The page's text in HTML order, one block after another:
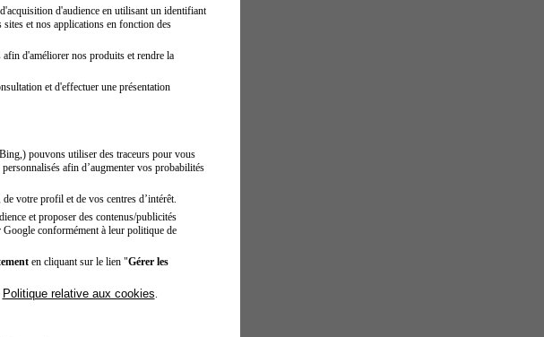
d'audience en utilisant un identifiant
et nos applications en fonction des
d'améliorer nos produits et rendre la
et d'effectuer une présentation
pouvons utiliser des traceurs pour vous
afin d’augmenter vos probabilités
votre profil et de vos centres d’intérêt.
et proposer des contenus/publicités
Google conformément à leur politique de
en cliquant sur le lien "Gérer les
Politique relative aux cookies